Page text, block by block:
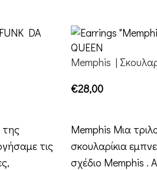
τις
Memphis |
€28,00
Memphis Μια
σκουλαρίκια
σχέδιο Memphis .